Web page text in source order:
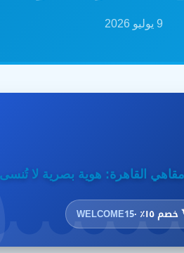
9 يوليو 2026
القاهرة: هوية بصرية لا تُنسى
١٥٪ · WELCOME15